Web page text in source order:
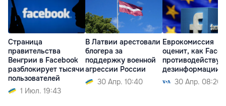
Страница
правительства
Венгрии в Facebook
разблокирует тысячи
пользователей
1 Июл. 19:43
В Латвии арестовали
блогера за
поддержку военной
агрессии России
30 Апр. 10:40
Еврокомиссия
оценит, как
дезинформации
30 Апр. 08:20